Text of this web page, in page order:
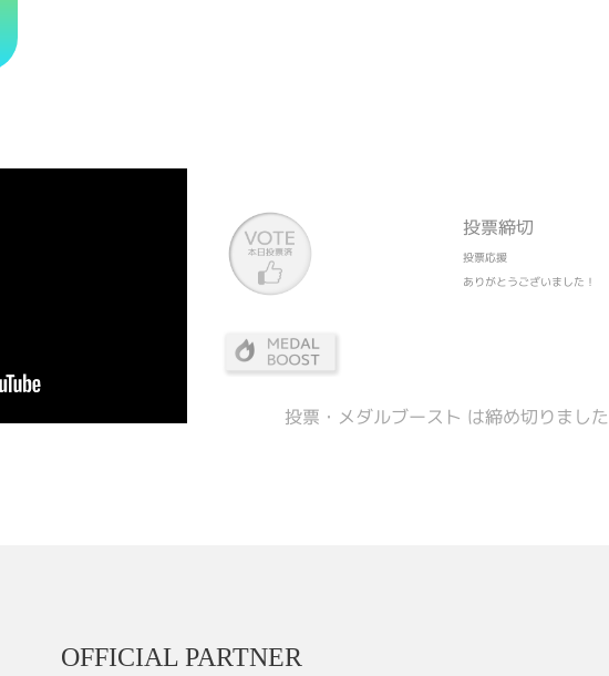
投票締切
投票応援
ありがとうございました！
投票・メダルブースト は締め切りました
OFFICIAL PARTNER